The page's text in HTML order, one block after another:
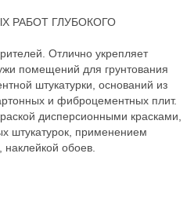
РАБОТ ГЛУБОКОГО
Отлично укрепляет
помещений для грунтования
штукатурки, оснований из
и фиброцементных плит.
дисперсионными красками,
штукатурок, применением
обоев.